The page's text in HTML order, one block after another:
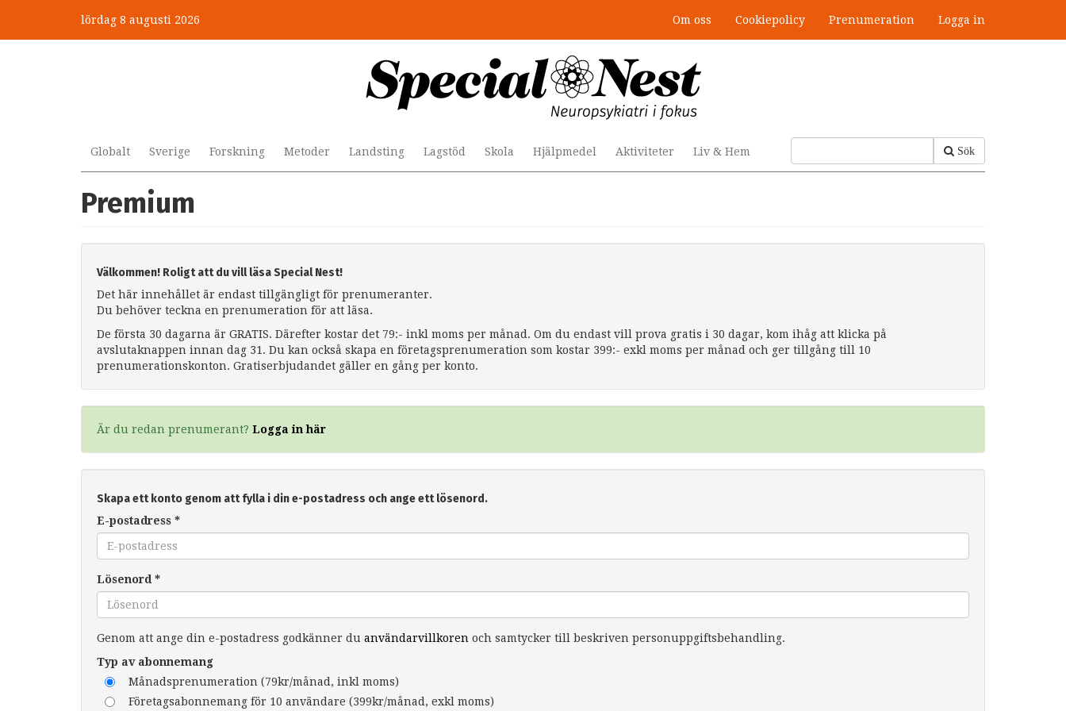
huvudinnehåll
lördag 8 augusti 2026 Om oss Cookiepolicy Prenumeration Logga in
Sök
Globalt Sverige Forskning Metoder Landsting Lagstöd Skola Hjälpmedel Aktiviteter Liv & Hem
Premium
Välkommen! Roligt att du vill läsa Special Nest!
Det här innehållet är endast tillgängligt för prenumeranter.
Du behöver teckna en prenumeration för att läsa.
De första 30 dagarna är GRATIS. Därefter kostar det 79:- inkl moms per månad. Om du endast vill prova gratis i 30 dagar, kom ihåg att klicka på
avslutaknappen innan dag 31. Du kan också skapa en företagsprenumeration som kostar 399:- exkl moms per månad och ger tillgång till 10
prenumerationskonton. Gratiserbjudandet gäller en gång per konto.
Är du redan prenumerant? Logga in här
Skapa ett konto genom att fylla i din e-postadress och ange ett lösenord.
E-postadress *
Lösenord *
Genom att ange din e-postadress godkänner du användarvillkoren och samtycker till beskriven personuppgiftsbehandling.
Typ av abonnemang
Månadsprenumeration (79kr/månad, inkl moms)
Företagsabonnemang för 10 användare (399kr/månad, exkl moms)